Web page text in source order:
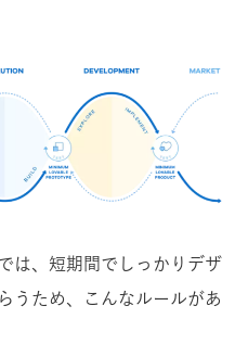
は、短期間でしっかりデザ
うため、こんなルールがあ